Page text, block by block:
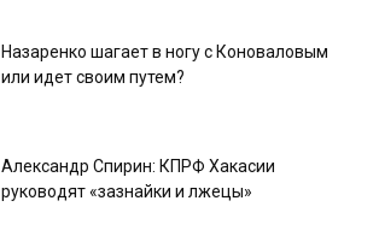
Назаренко шагает в ногу с Коноваловым
или идет своим путем?
Александр Спирин: КПРФ Хакасии
руководят «зазнайки и лжецы»